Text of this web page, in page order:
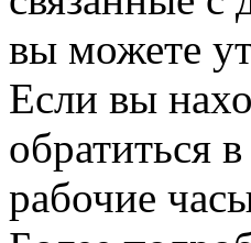
вы можете
Если вы
обратиться
рабочие